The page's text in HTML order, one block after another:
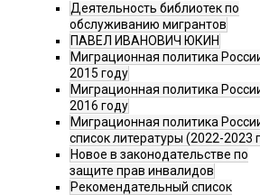
Деятельность библиотек по
обслуживанию мигрантов
ПАВЕЛ ИВАНОВИЧ ЮКИН
Миграционная политика
2015 году
Миграционная политика
2016 году
Миграционная политика
список литературы (2022-2023
Новое в законодательстве по
защите прав инвалидов
Рекомендательный список